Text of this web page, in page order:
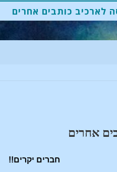
לארכיב כותבים אחרים
אחרים
חברים יקרים!!